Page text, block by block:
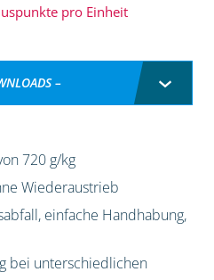
pro Einheit
–
720 g/kg
Wiederaustrieb
einfache Handhabung,
bei unterschiedlichen